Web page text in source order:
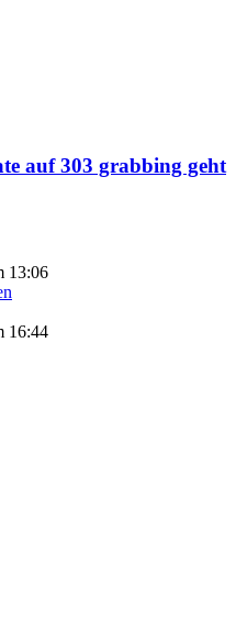
auf 303 grabbing geht
13:06
16:44